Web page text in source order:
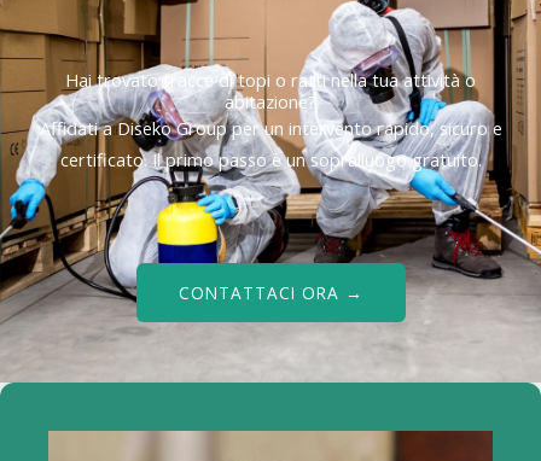
Hai trovato tracce di topi o ratti nella tua attività o
abitazione?
Affidati a Diseko Group per un intervento rapido, sicuro e
certificato. Il primo passo è un sopralluogo gratuito.
CONTATTACI ORA →